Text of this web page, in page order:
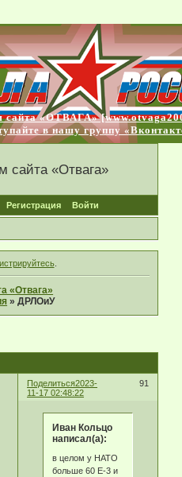
сайта «ОТВАГА»
в нашу группу
«Отвага»
Регистрация Войти
.
«Отвага»
»ДРЛОиУ
Поделиться 91
2023-
11-17 02:48:22
Иван Кольцо
написал(а):
в целом у НАТО
больше 60 Е-3 и